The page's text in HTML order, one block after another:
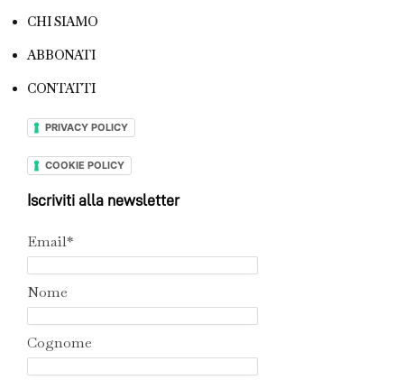
CHI SIAMO
ABBONATI
CONTATTI
PRIVACY POLICY
COOKIE POLICY
Iscriviti alla newsletter
Email*
Nome
Cognome